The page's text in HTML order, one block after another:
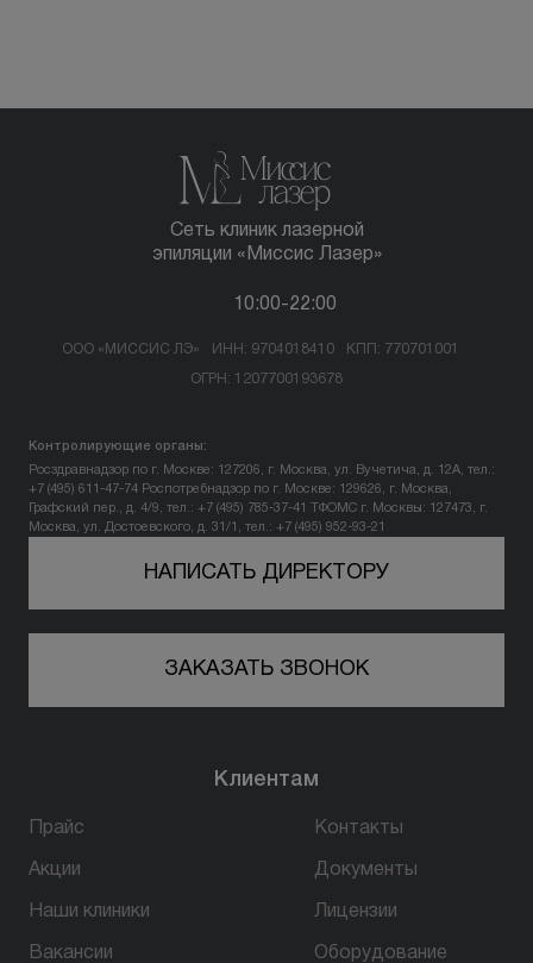
Сеть клиник лазерной
эпиляции «Миссис Лазер»
10:00-22:00
ООО «МИССИС ЛЭ» ИНН: 9704018410 КПП: 770701001
ОГРН: 1207700193678
Контролирующие органы:
Росздравнадзор по г. Москве: 127206, г. Москва, ул. Вучетича, д. 12А, тел.:
+7 (495) 611-47-74 Роспотребнадзор по г. Москве: 129626, г. Москва,
Графский пер., д. 4/9, тел.: +7 (495) 785-37-41
ТФОМС г. Москвы: 127473, г.
Москва, ул. Достоевского, д. 31/1, тел.: +7 (495) 952-93-21
НАПИСАТЬ ДИРЕКТОРУ
ЗАКАЗАТЬ ЗВОНОК
Клиентам
Прайс
Акции
Наши клиники
Вакансии
Контакты
Документы
Лицензии
Оборудование